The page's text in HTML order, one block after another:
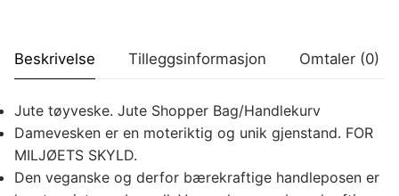
Beskrivelse Tilleggsinformasjon Omtaler (0)
Jute tøyveske. Jute Shopper Bag/Handlekurv
Damevesken er en moteriktig og unik gjenstand. FOR
MILJØETS SKYLD.
Den veganske og derfor bærekraftige handleposen er